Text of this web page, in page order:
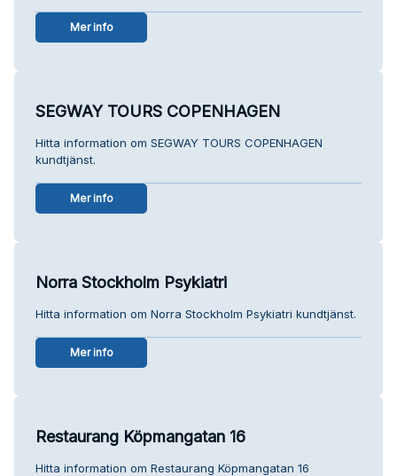
Mer info
SEGWAY TOURS COPENHAGEN
Hitta information om SEGWAY TOURS COPENHAGEN
kundtjänst.
Mer info
Norra Stockholm Psykiatri
Hitta information om Norra Stockholm Psykiatri kundtjänst.
Mer info
Restaurang Köpmangatan 16
Hitta information om Restaurang Köpmangatan 16